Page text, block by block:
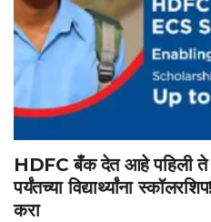
HDFC बँक देत आहे पहिली ते
पर्यंतच्या विद्यार्थ्यांना
करा